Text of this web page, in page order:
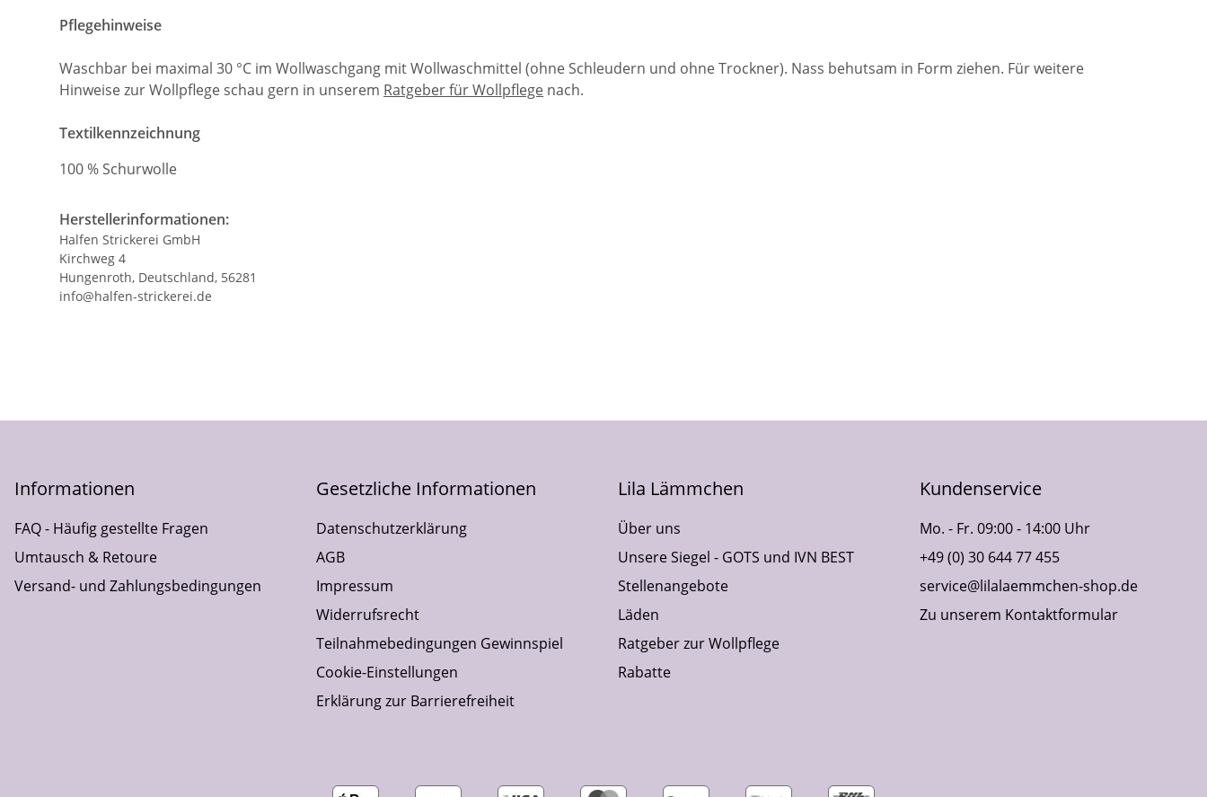
Pflegehinweise
Waschbar bei maximal 30 °C im Wollwaschgang mit Wollwaschmittel (ohne Schleudern und ohne Trockner). Nass behutsam in Form ziehen. Für weitere
Hinweise zur Wollpflege schau gern in unserem Ratgeber für Wollpflege nach.
Textilkennzeichnung
100 % Schurwolle
Herstellerinformationen:
Halfen Strickerei GmbH
Kirchweg 4
Hungenroth, Deutschland, 56281
info@halfen-strickerei.de
Informationen
FAQ - Häufig gestellte Fragen
Umtausch & Retoure
Versand- und Zahlungsbedingungen
Gesetzliche Informationen
Datenschutzerklärung
AGB
Impressum
Widerrufsrecht
Teilnahmebedingungen Gewinnspiel
Cookie-Einstellungen
Erklärung zur Barrierefreiheit
Lila Lämmchen
Über uns
Unsere Siegel - GOTS und IVN BEST
Stellenangebote
Läden
Ratgeber zur Wollpflege
Rabatte
Kundenservice
Mo. - Fr. 09:00 - 14:00 Uhr
+49 (0) 30 644 77 455
service@lilalaemmchen-shop.de
Zu unserem Kontaktformular